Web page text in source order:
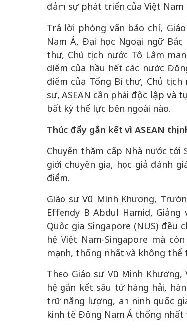
đảm sự phát triển của Việt
Trả lời phỏng vấn báo chí,
Nam Á, Đại học Ngoại ngữ
thư, Chủ tịch nước Tô Lâm
điểm của hầu hết các nước
điểm của Tổng Bí thư, Chủ
sư, ASEAN cần phải độc lập và
bất kỳ thế lực bên ngoài nào.
Thúc đẩy gắn kết vì ASEAN
Chuyến thăm cấp Nhà nước tới
giới chuyên gia, học giả đánh
điểm.
Giáo sư Vũ Minh Khương,
Effendy B Abdul Hamid,
Quốc gia Singapore (NUS)
hệ Việt Nam-Singapore mà
mạnh, thống nhất và không
Theo Giáo sư Vũ Minh
hệ gắn kết sâu từ hàng hải,
trữ năng lượng, an ninh quốc
kinh tế Đông Nam Á thống nhất